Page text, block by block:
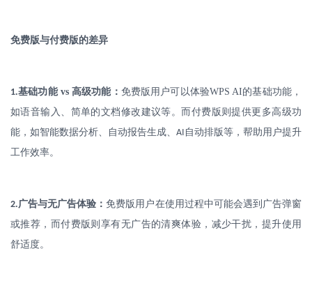
免费版与付费版的差异
1.基础功能vs高级功能： 免费版用户可以体验WPS AI的基础功能，
如语音输入、简单的文档修改建议等。而付费版则提供更多高级功
能，如智能数据分析、自动报告生成、 AI 自动排版等，帮助用户提升
工作效率。
2.广告与无广告体验：免费版用户在使用过程中可能会遇到广告弹窗
或推荐，而付费版则享有无广告的清爽体验，减少干扰，提升使用
舒适度。